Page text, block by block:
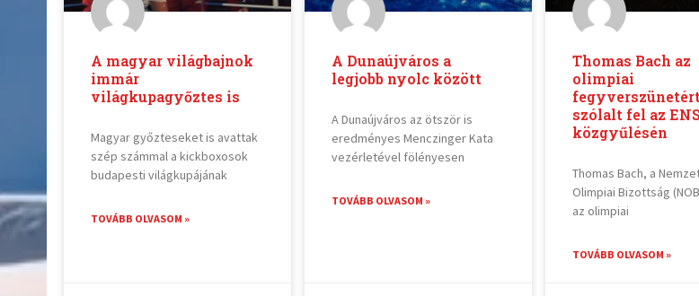
A magyar világbajnok
immár
világkupagyőztes is
Magyar győzteseket is avattak
szép számmal a kickboxosok
budapesti világkupájának
TOVÁBB OLVASOM »
A Dunaújváros a
legjobb nyolc között
A Dunaújváros az ötször is
eredményes Menczinger Kata
vezérletével fölényesen
TOVÁBB OLVASOM »
Thomas Bach az
olimpiai
fegyverszünetért
szólalt fel az
közgyűlésén
Thomas Bach, a
Olimpiai Bizottság
az olimpiai
TOVÁBB OLVASOM »